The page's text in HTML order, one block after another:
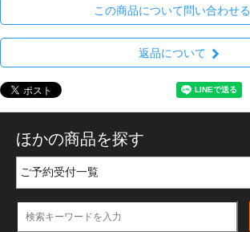
この商品について問い合わせる
返品について
ほかの商品を探す